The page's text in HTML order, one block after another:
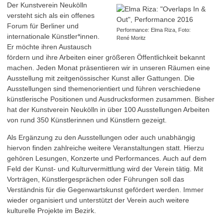
Performance: Elma Riza, Foto:
René Moritz
Der Kunstverein Neukölln
versteht sich als ein offenes
Forum für Berliner und
internationale Künstler*innen.
Er möchte ihren Austausch
fördern und ihre Arbeiten einer größeren Öffentlichkeit bekannt
machen. Jeden Monat präsentieren wir in unseren Räumen eine
Ausstellung mit zeitgenössischer Kunst aller Gattungen. Die
Ausstellungen sind themenorientiert und führen verschiedene
künstlerische Positionen und Ausdrucksformen zusammen. Bisher
hat der Kunstverein Neukölln in über 100 Ausstellungen Arbeiten
von rund 350 Künstlerinnen und Künstlern gezeigt.
Als Ergänzung zu den Ausstellungen oder auch unabhängig
hiervon finden zahlreiche weitere Veranstaltungen statt. Hierzu
gehören Lesungen, Konzerte und Performances. Auch auf dem
Feld der Kunst- und Kulturvermittlung wird der Verein tätig. Mit
Vorträgen, Künstlergesprächen oder Führungen soll das
Verständnis für die Gegenwartskunst gefördert werden. Immer
wieder organisiert und unterstützt der Verein auch weitere
kulturelle Projekte im Bezirk.